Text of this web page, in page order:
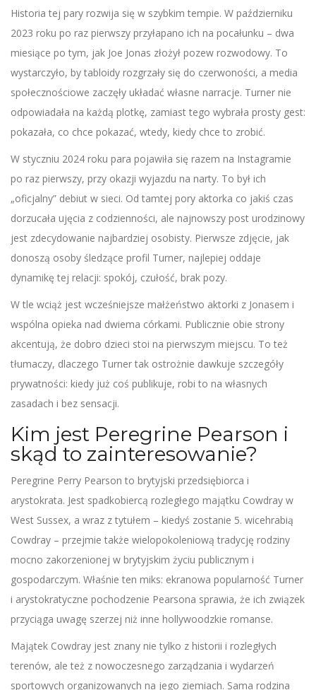
Historia tej pary rozwija się w szybkim tempie. W październiku
2023 roku po raz pierwszy przyłapano ich na pocałunku – dwa
miesiące po tym, jak Joe Jonas złożył pozew rozwodowy. To
wystarczyło, by tabloidy rozgrzały się do czerwoności, a media
społecznościowe zaczęły układać własne narracje. Turner nie
odpowiadała na każdą plotkę, zamiast tego wybrała prosty gest:
pokazała, co chce pokazać, wtedy, kiedy chce to zrobić.
W styczniu 2024 roku para pojawiła się razem na Instagramie
po raz pierwszy, przy okazji wyjazdu na narty. To był ich
„oficjalny” debiut w sieci. Od tamtej pory aktorka co jakiś czas
dorzucała ujęcia z codzienności, ale najnowszy post urodzinowy
jest zdecydowanie najbardziej osobisty. Pierwsze zdjęcie, jak
donoszą osoby śledzące profil Turner, najlepiej oddaje
dynamikę tej relacji: spokój, czułość, brak pozy.
W tle wciąż jest wcześniejsze małżeństwo aktorki z Jonasem i
wspólna opieka nad dwiema córkami. Publicznie obie strony
akcentują, że dobro dzieci stoi na pierwszym miejscu. To też
tłumaczy, dlaczego Turner tak ostrożnie dawkuje szczegóły
prywatności: kiedy już coś publikuje, robi to na własnych
zasadach i bez sensacji.
Kim jest Peregrine Pearson i
skąd to zainteresowanie?
Peregrine Perry Pearson to brytyjski przedsiębiorca i
arystokrata. Jest spadkobiercą rozległego majątku Cowdray w
West Sussex, a wraz z tytułem – kiedyś zostanie 5. wicehrabią
Cowdray – przejmie także wielopokoleniową tradycję rodziny
mocno zakorzenionej w brytyjskim życiu publicznym i
gospodarczym. Właśnie ten miks: ekranowa popularność Turner
i arystokratyczne pochodzenie Pearsona sprawia, że ich związek
przyciąga uwagę szerzej niż inne hollywoodzkie romanse.
Majątek Cowdray jest znany nie tylko z historii i rozległych
terenów, ale też z nowoczesnego zarządzania i wydarzeń
sportowych organizowanych na jego ziemiach. Sama rodzina